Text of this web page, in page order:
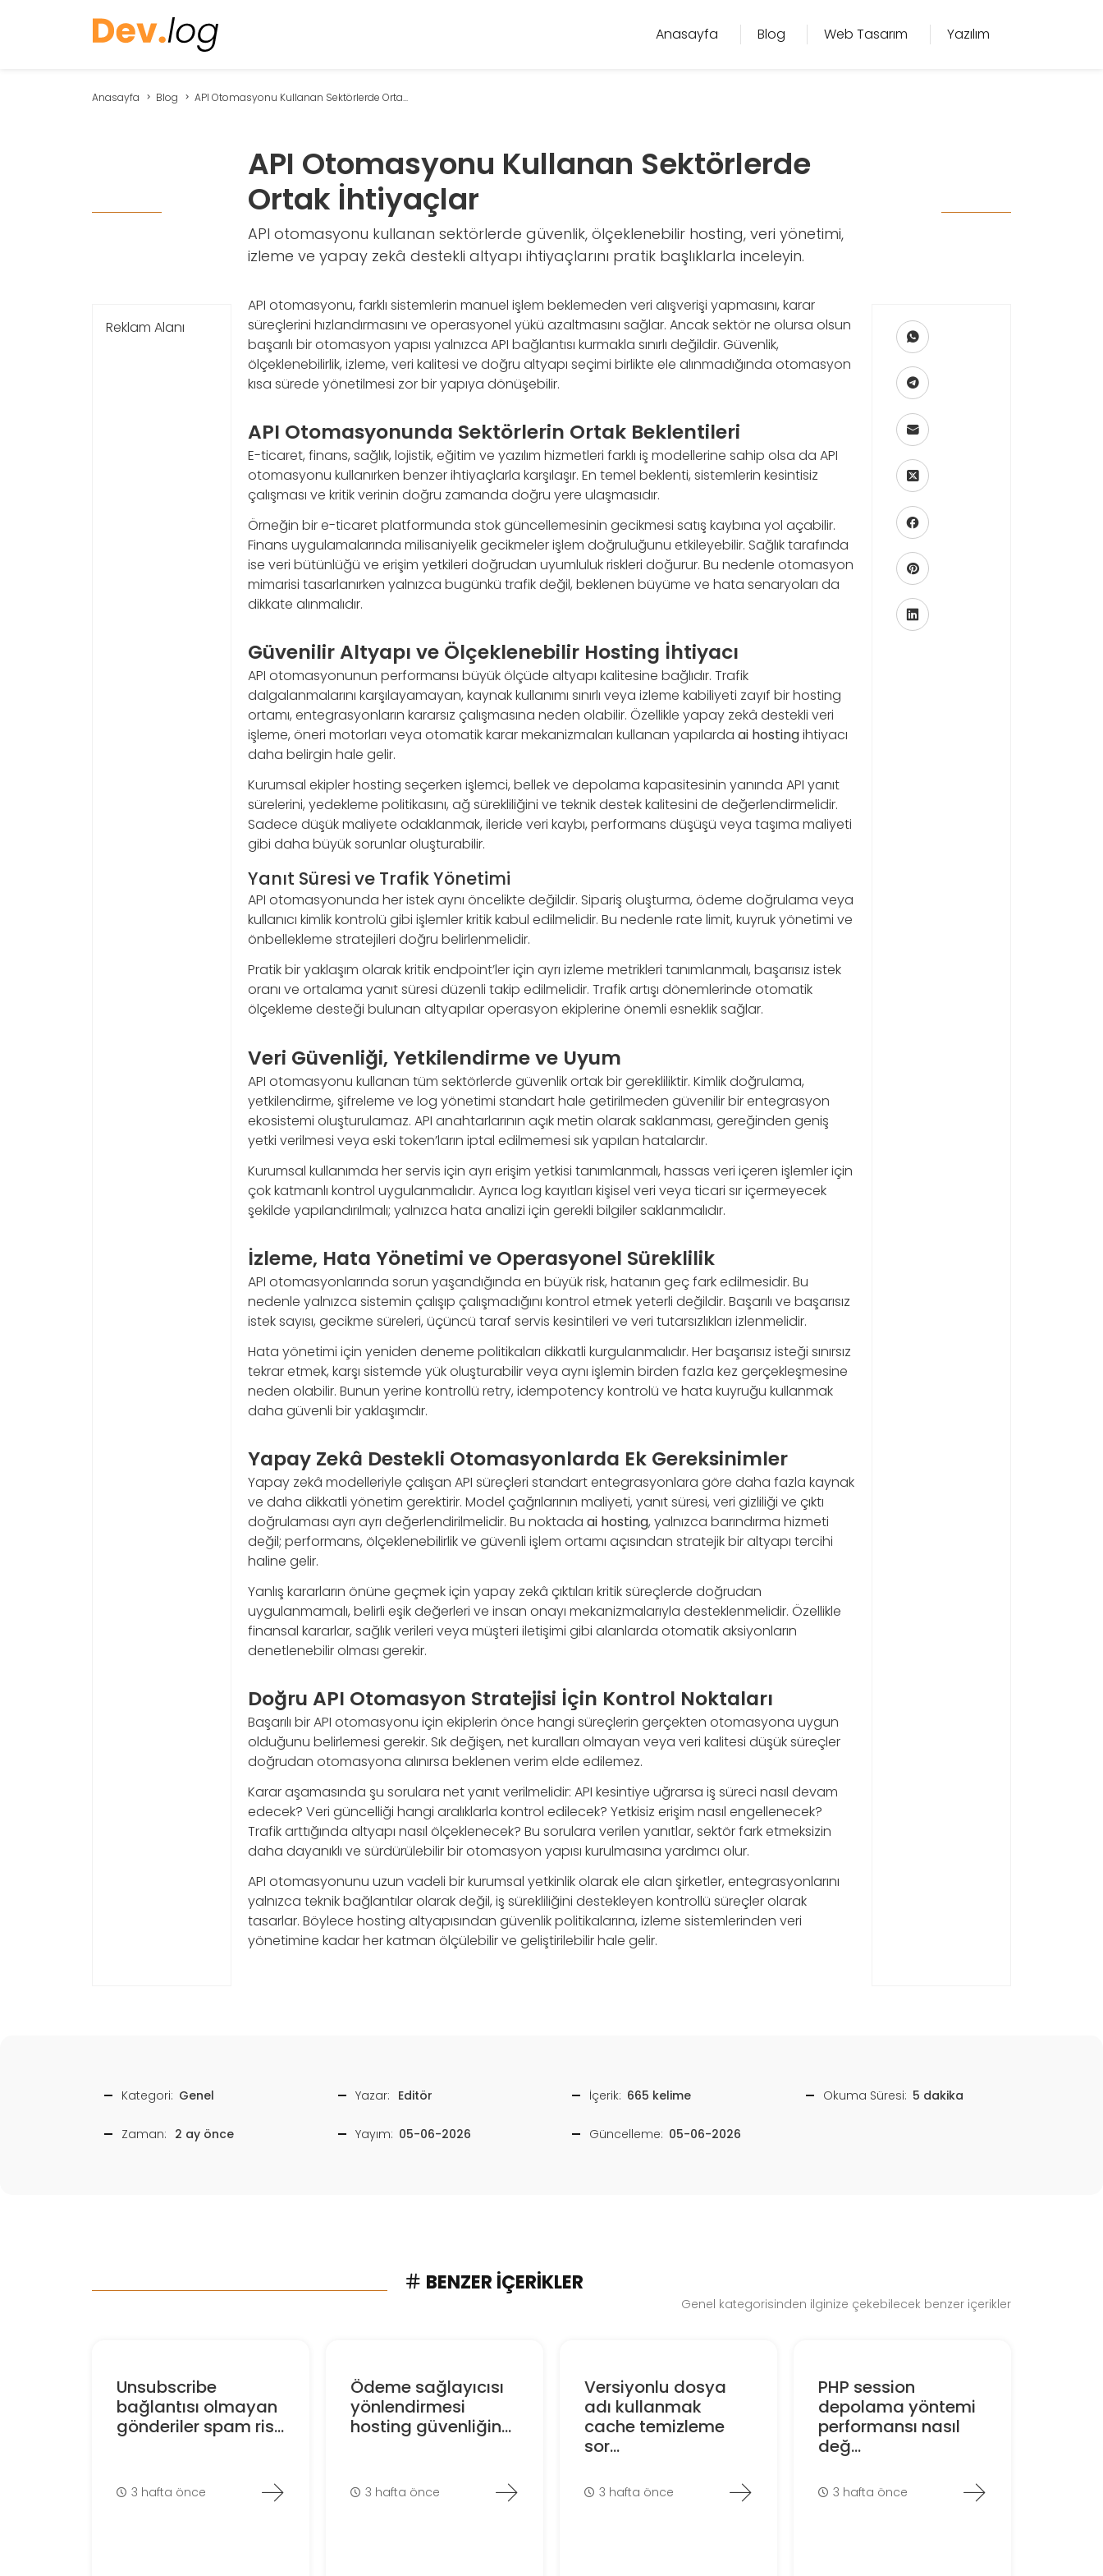
Anasayfa Blog Web Tasarım Yazılım
Anasayfa Blog API Otomasyonu Kullanan Sektörlerde Orta...
API Otomasyonu Kullanan Sektörlerde
Ortak İhtiyaçlar
API otomasyonu kullanan sektörlerde güvenlik, ölçeklenebilir hosting, veri yönetimi,
izleme ve yapay zekâ destekli altyapı ihtiyaçlarını pratik başlıklarla inceleyin.
Reklam Alanı
API otomasyonu, farklı sistemlerin manuel işlem beklemeden veri alışverişi yapmasını, karar
süreçlerini hızlandırmasını ve operasyonel yükü azaltmasını sağlar. Ancak sektör ne olursa olsun
başarılı bir otomasyon yapısı yalnızca API bağlantısı kurmakla sınırlı değildir. Güvenlik,
ölçeklenebilirlik, izleme, veri kalitesi ve doğru altyapı seçimi birlikte ele alınmadığında otomasyon
kısa sürede yönetilmesi zor bir yapıya dönüşebilir.
API Otomasyonunda Sektörlerin Ortak Beklentileri
E-ticaret, finans, sağlık, lojistik, eğitim ve yazılım hizmetleri farklı iş modellerine sahip olsa da API
otomasyonu kullanırken benzer ihtiyaçlarla karşılaşır. En temel beklenti, sistemlerin kesintisiz
çalışması ve kritik verinin doğru zamanda doğru yere ulaşmasıdır.
Örneğin bir e-ticaret platformunda stok güncellemesinin gecikmesi satış kaybına yol açabilir.
Finans uygulamalarında milisaniyelik gecikmeler işlem doğruluğunu etkileyebilir. Sağlık tarafında
ise veri bütünlüğü ve erişim yetkileri doğrudan uyumluluk riskleri doğurur. Bu nedenle otomasyon
mimarisi tasarlanırken yalnızca bugünkü trafik değil, beklenen büyüme ve hata senaryoları da
dikkate alınmalıdır.
Güvenilir Altyapı ve Ölçeklenebilir Hosting İhtiyacı
API otomasyonunun performansı büyük ölçüde altyapı kalitesine bağlıdır. Trafik
dalgalanmalarını karşılayamayan, kaynak kullanımı sınırlı veya izleme kabiliyeti zayıf bir hosting
ortamı, entegrasyonların kararsız çalışmasına neden olabilir. Özellikle yapay zekâ destekli veri
işleme, öneri motorları veya otomatik karar mekanizmaları kullanan yapılarda ai hostingihtiyacı
daha belirgin hale gelir.
Kurumsal ekipler hosting seçerken işlemci, bellek ve depolama kapasitesinin yanında API yanıt
sürelerini, yedekleme politikasını, ağ sürekliliğini ve teknik destek kalitesini de değerlendirmelidir.
Sadece düşük maliyete odaklanmak, ileride veri kaybı, performans düşüşü veya taşıma maliyeti
gibi daha büyük sorunlar oluşturabilir.
Yanıt Süresi ve Trafik Yönetimi
API otomasyonunda her istek aynı öncelikte değildir. Sipariş oluşturma, ödeme doğrulama veya
kullanıcı kimlik kontrolü gibi işlemler kritik kabul edilmelidir. Bu nedenle rate limit, kuyruk yönetimi ve
önbellekleme stratejileri doğru belirlenmelidir.
Pratik bir yaklaşım olarak kritik endpoint’ler için ayrı izleme metrikleri tanımlanmalı, başarısız istek
oranı ve ortalama yanıt süresi düzenli takip edilmelidir. Trafik artışı dönemlerinde otomatik
ölçekleme desteği bulunan altyapılar operasyon ekiplerine önemli esneklik sağlar.
Veri Güvenliği, Yetkilendirme ve Uyum
API otomasyonu kullanan tüm sektörlerde güvenlik ortak bir gerekliliktir. Kimlik doğrulama,
yetkilendirme, şifreleme ve log yönetimi standart hale getirilmeden güvenilir bir entegrasyon
ekosistemi oluşturulamaz. API anahtarlarının açık metin olarak saklanması, gereğinden geniş
yetki verilmesi veya eski token’ların iptal edilmemesi sık yapılan hatalardır.
Kurumsal kullanımda her servis için ayrı erişim yetkisi tanımlanmalı, hassas veri içeren işlemler için
çok katmanlı kontrol uygulanmalıdır. Ayrıca log kayıtları kişisel veri veya ticari sır içermeyecek
şekilde yapılandırılmalı; yalnızca hata analizi için gerekli bilgiler saklanmalıdır.
İzleme, Hata Yönetimi ve Operasyonel Süreklilik
API otomasyonlarında sorun yaşandığında en büyük risk, hatanın geç fark edilmesidir. Bu
nedenle yalnızca sistemin çalışıp çalışmadığını kontrol etmek yeterli değildir. Başarılı ve başarısız
istek sayısı, gecikme süreleri, üçüncü taraf servis kesintileri ve veri tutarsızlıkları izlenmelidir.
Hata yönetimi için yeniden deneme politikaları dikkatli kurgulanmalıdır. Her başarısız isteği sınırsız
tekrar etmek, karşı sistemde yük oluşturabilir veya aynı işlemin birden fazla kez gerçekleşmesine
neden olabilir. Bunun yerine kontrollü retry, idempotency kontrolü ve hata kuyruğu kullanmak
daha güvenli bir yaklaşımdır.
Yapay Zekâ Destekli Otomasyonlarda Ek Gereksinimler
Yapay zekâ modelleriyle çalışan API süreçleri standart entegrasyonlara göre daha fazla kaynak
ve daha dikkatli yönetim gerektirir. Model çağrılarının maliyeti, yanıt süresi, veri gizliliği ve çıktı
doğrulaması ayrı ayrı değerlendirilmelidir. Bu noktada ai hosting, yalnızca barındırma hizmeti
değil; performans, ölçeklenebilirlik ve güvenli işlem ortamı açısından stratejik bir altyapı tercihi
haline gelir.
Yanlış kararların önüne geçmek için yapay zekâ çıktıları kritik süreçlerde doğrudan
uygulanmamalı, belirli eşik değerleri ve insan onayı mekanizmalarıyla desteklenmelidir. Özellikle
finansal kararlar, sağlık verileri veya müşteri iletişimi gibi alanlarda otomatik aksiyonların
denetlenebilir olması gerekir.
Doğru API Otomasyon Stratejisi İçin Kontrol Noktaları
Başarılı bir API otomasyonu için ekiplerin önce hangi süreçlerin gerçekten otomasyona uygun
olduğunu belirlemesi gerekir. Sık değişen, net kuralları olmayan veya veri kalitesi düşük süreçler
doğrudan otomasyona alınırsa beklenen verim elde edilemez.
Karar aşamasında şu sorulara net yanıt verilmelidir: API kesintiye uğrarsa iş süreci nasıl devam
edecek? Veri güncelliği hangi aralıklarla kontrol edilecek? Yetkisiz erişim nasıl engellenecek?
Trafik arttığında altyapı nasıl ölçeklenecek? Bu sorulara verilen yanıtlar, sektör fark etmeksizin
daha dayanıklı ve sürdürülebilir bir otomasyon yapısı kurulmasına yardımcı olur.
API otomasyonunu uzun vadeli bir kurumsal yetkinlik olarak ele alan şirketler, entegrasyonlarını
yalnızca teknik bağlantılar olarak değil, iş sürekliliğini destekleyen kontrollü süreçler olarak
tasarlar. Böylece hosting altyapısından güvenlik politikalarına, izleme sistemlerinden veri
yönetimine kadar her katman ölçülebilir ve geliştirilebilir hale gelir.
Kategori: Genel Yazar: Editör İçerik: 665 kelime Okuma Süresi: 5 dakika
Zaman: 2 ay önce Yayım: 05-06-2026 Güncelleme: 05-06-2026
BENZER İÇERIKLER
Genel kategorisinden ilginize çekebilecek benzer içerikler
Unsubscribe
bağlantısı olmayan
gönderiler spam ris...
3 hafta önce
Ödeme sağlayıcısı
yönlendirmesi
hosting güvenliğin...
3 hafta önce
Versiyonlu dosya
adı kullanmak
cache temizleme
sor...
3 hafta önce
PHP session
depolama yöntemi
performansı nasıl
değ...
3 hafta önce